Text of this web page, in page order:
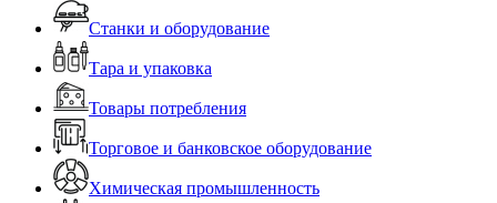
Станки и оборудование
Тара и упаковка
Товары потребления
Торговое и банковское оборудование
Химическая промышленность